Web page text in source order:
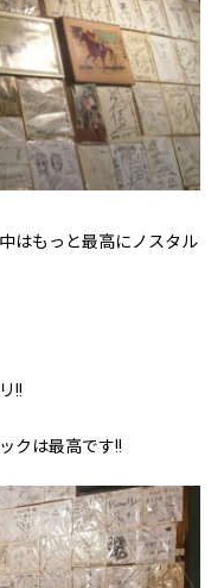
はもっと最高にノスタル
!!
クは最高です!!